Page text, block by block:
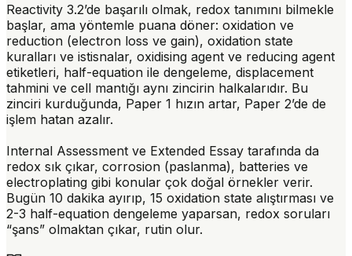
Reactivity 3.2’de başarılı olmak, redox tanımını bilmekle
başlar, ama yöntemle puana döner: oxidation ve
reduction (electron loss ve gain), oxidation state
kuralları ve istisnalar, oxidising agent ve reducing agent
etiketleri, half-equation ile dengeleme, displacement
tahmini ve cell mantığı aynı zincirin halkalarıdır. Bu
zinciri kurduğunda, Paper 1 hızın artar, Paper 2’de de
işlem hatan azalır.
Internal Assessment ve Extended Essay tarafında da
redox sık çıkar, corrosion (paslanma), batteries ve
electroplating gibi konular çok doğal örnekler verir.
Bugün 10 dakika ayırıp, 15 oxidation state alıştırması ve
2-3 half-equation dengeleme yaparsan, redox soruları
“şans” olmaktan çıkar, rutin olur.